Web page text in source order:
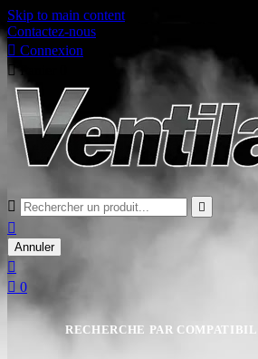
Skip to main content
Contactez-nous
 Connexion
 Panier
 

Annuler

 0
RECHERCHE PAR